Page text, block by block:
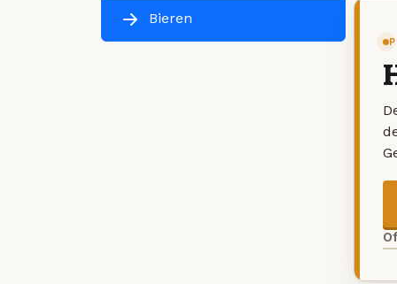
Bieren